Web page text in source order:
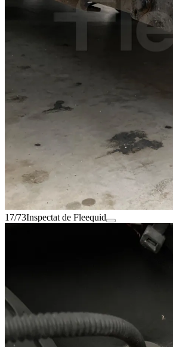
17/73Inspectat de Fleequid